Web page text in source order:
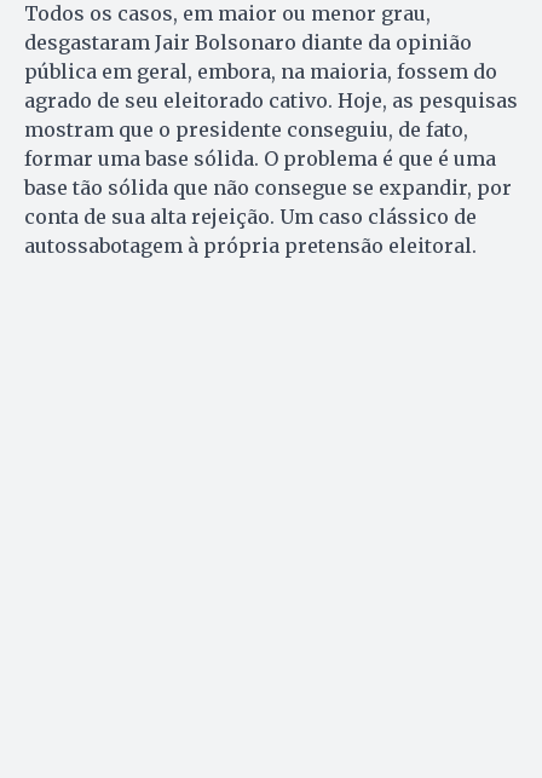
Todos os casos, em maior ou menor grau,
desgastaram Jair Bolsonaro diante da opinião
pública em geral, embora, na maioria, fossem do
agrado de seu eleitorado cativo. Hoje, as pesquisas
mostram que o presidente conseguiu, de fato,
formar uma base sólida. O problema é que é uma
base tão sólida que não consegue se expandir, por
conta de sua alta rejeição. Um caso clássico de
autossabotagem à própria pretensão eleitoral.